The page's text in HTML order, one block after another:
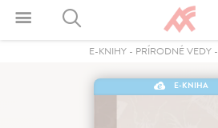
E-KNIHY - PRÍRODNÉ VEDY -
E-KNIHA